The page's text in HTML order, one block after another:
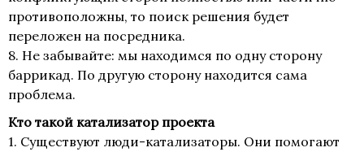
противоположны, то поиск решения будет
переложен на посредника.
8. Не забывайте: мы находимся по одну сторону
баррикад. По другую сторону находится сама
проблема.
Кто такой катализатор проекта
1. Существуют люди-катализаторы. Они помогают